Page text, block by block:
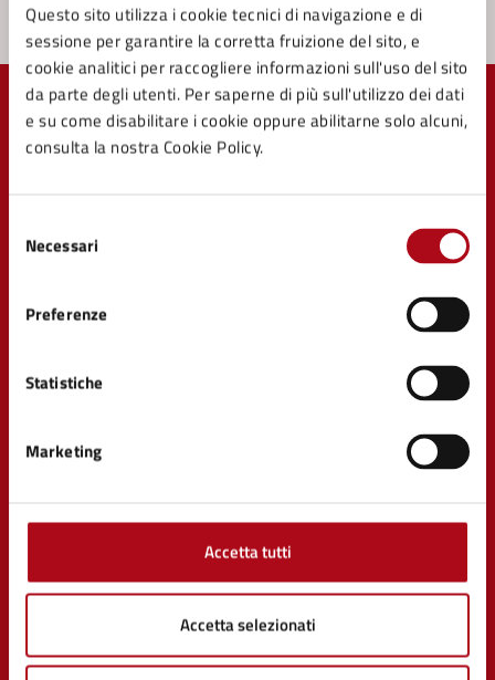
Questo sito utilizza i cookie tecnici di navigazione e di
sessione per garantire la corretta fruizione del sito, e
cookie analitici per raccogliere informazioni sull'uso del sito
da parte degli utenti. Per saperne di più sull'utilizzo dei dati
e su come disabilitare i cookie oppure abilitarne solo alcuni,
consulta la nostra Cookie Policy.
delNecessari
Preferenze
Statistiche
Marketing
Accetta tutti
Accetta selezionati
AMMINISTRAZIONE
Aree amministrative
Politici
CATEGORIE DI SERVIZIO
Anagrafe e stato civile
Appalti pubblici